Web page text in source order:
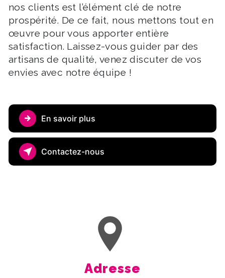
nos clients est l’élément clé de notre
prospérité. De ce fait, nous mettons tout en
œuvre pour vous apporter entière
satisfaction. Laissez-vous guider par des
artisans de qualité, venez discuter de vos
envies avec notre équipe !
En savoir plus
Contactez-nous
Adresse